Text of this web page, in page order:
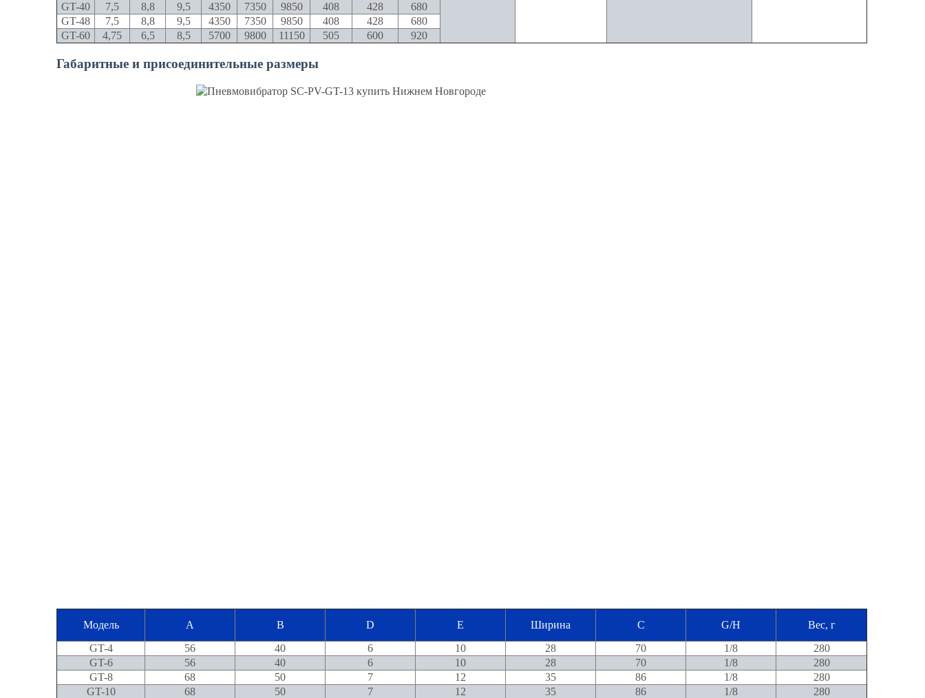
GT-40
7,5 8,8 9,5 4350 7350 9850 408 428
680
GT-48
7,5 8,8 9,5 4350 7350 9850 408 428
680
GT-60
4,75 6,5 8,5 5700 9800 11150 505 600 920
Габаритные и присоединительные размеры
Модель A B D E Ширина C G/H
Вес, г
GT-4
56 40 6 10 28 70 1/8
280
GT-6
56 40 6 10 28 70 1/8
280
GT-8
68 50 7 12 35 86 1/8
280
GT-10
68 50 7 12 35 86 1/8
280